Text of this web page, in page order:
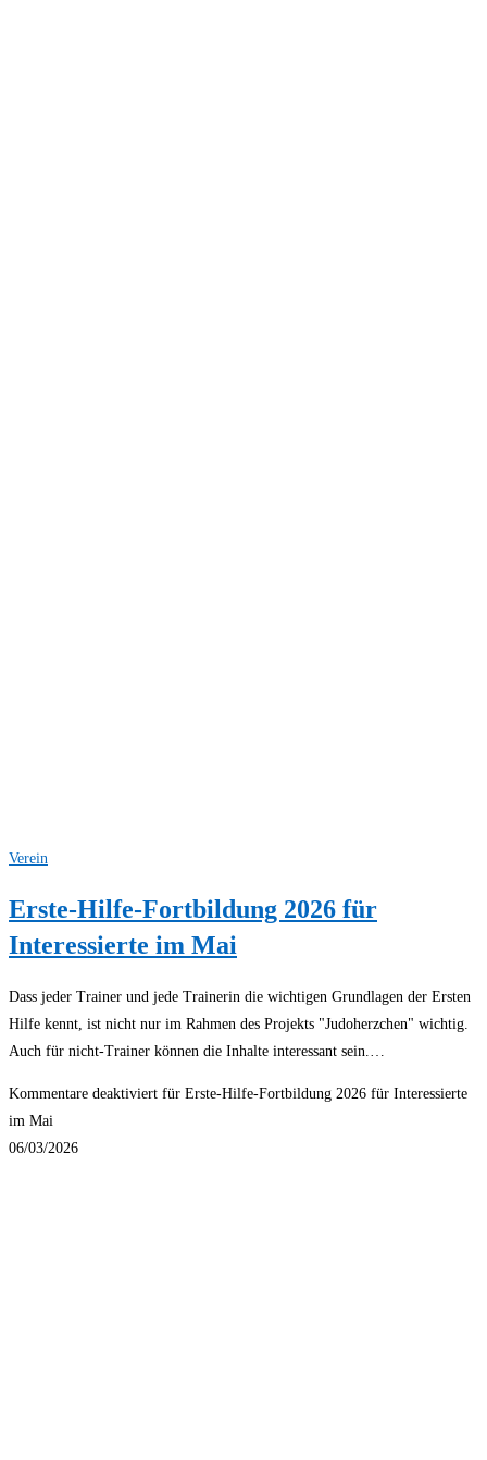
Verein
Erste-Hilfe-Fortbildung 2026 für
Interessierte im Mai
Dass jeder Trainer und jede Trainerin die wichtigen Grundlagen der Ersten
Hilfe kennt, ist nicht nur im Rahmen des Projekts "Judoherzchen" wichtig.
Auch für nicht-Trainer können die Inhalte interessant sein.…
Kommentare deaktiviert für Erste-Hilfe-Fortbildung 2026 für Interessierte
im Mai
06/03/2026